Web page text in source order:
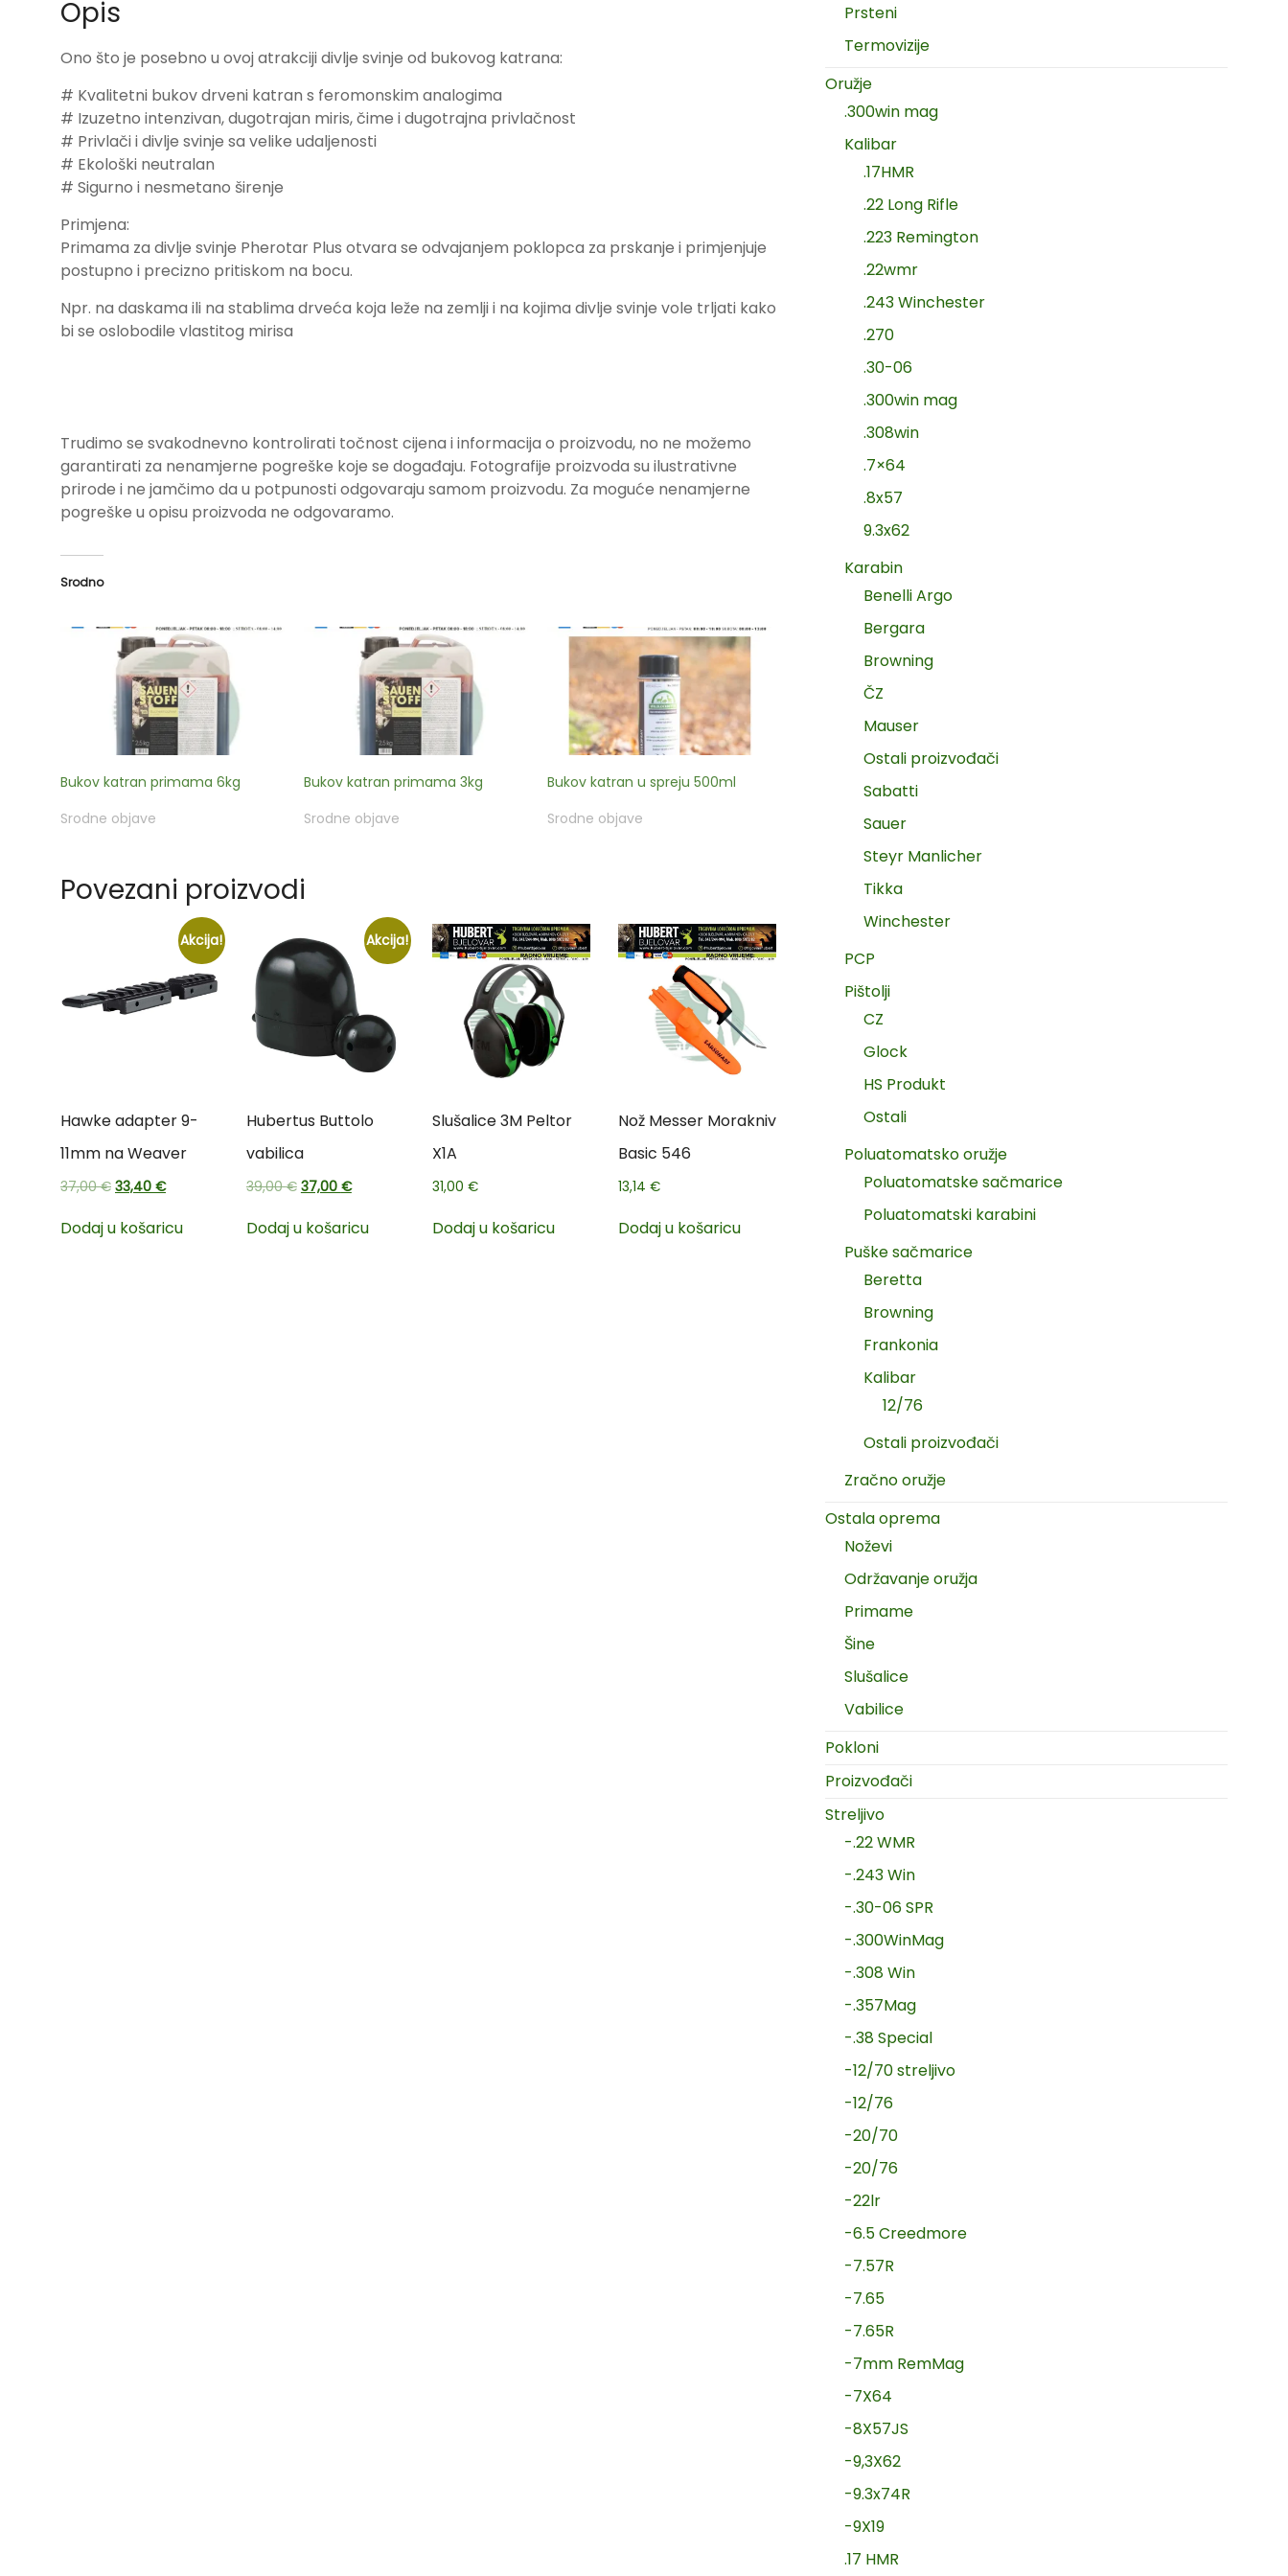
Opis
Ono što je posebno u ovoj atrakciji divlje svinje od bukovog katrana:
# Kvalitetni bukov drveni katran s feromonskim analogima
# Izuzetno intenzivan, dugotrajan miris, čime i dugotrajna privlačnost
# Privlači i divlje svinje sa velike udaljenosti
# Ekološki neutralan
# Sigurno i nesmetano širenje
Primjena:
Primama za divlje svinje Pherotar Plus otvara se odvajanjem poklopca za prskanje i primjenjuje
postupno i precizno pritiskom na bocu.
Npr. na daskama ili na stablima drveća koja leže na zemlji i na kojima divlje svinje vole trljati kako
bi se oslobodile vlastitog mirisa
Trudimo se svakodnevno kontrolirati točnost cijena i informacija o proizvodu, no ne možemo
garantirati za nenamjerne pogreške koje se događaju. Fotografije proizvoda su ilustrativne
prirode i ne jamčimo da u potpunosti odgovaraju samom proizvodu. Za moguće nenamjerne
pogreške u opisu proizvoda ne odgovaramo.
Srodno
Bukov katran primama 6kg
Srodne objave
Bukov katran primama 3kg
Srodne objave
Bukov katran u spreju 500ml
Srodne objave
Povezani proizvodi
Akcija!
Hawke adapter 9-
11mm na Weaver
37,00€ 33,40 €
Dodaj u košaricu
Akcija!
Hubertus Buttolo
vabilica
39,00€ 37,00 €
Dodaj u košaricu
Slušalice 3M Peltor
X1A
31,00 €
Dodaj u košaricu
Nož Messer Morakniv
Basic 546
13,14 €
Dodaj u košaricu
Prsteni
Termovizije
Oružje
.300win mag
Kalibar
.17HMR
.22 Long Rifle
.223 Remington
.22wmr
.243 Winchester
.270
.30-06
.300win mag
.308win
.7×64
.8x57
9.3x62
Karabin
Benelli Argo
Bergara
Browning
ČZ
Mauser
Ostali proizvođači
Sabatti
Sauer
Steyr Manlicher
Tikka
Winchester
PCP
Pištolji
CZ
Glock
HS Produkt
Ostali
Poluatomatsko oružje
Poluatomatske sačmarice
Poluatomatski karabini
Puške sačmarice
Beretta
Browning
Frankonia
Kalibar
12/76
Ostali proizvođači
Zračno oružje
Ostala oprema
Noževi
Održavanje oružja
Primame
Šine
Slušalice
Vabilice
Pokloni
Proizvođači
Streljivo
-.22 WMR
-.243 Win
-.30-06 SPR
-.300WinMag
-.308 Win
-.357Mag
-.38 Special
-12/70 streljivo
-12/76
-20/70
-20/76
-22lr
-6.5 Creedmore
-7.57R
-7.65
-7.65R
-7mm RemMag
-7X64
-8X57JS
-9,3X62
-9.3x74R
-9X19
.17 HMR